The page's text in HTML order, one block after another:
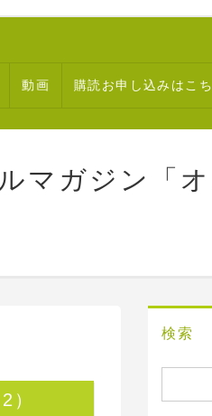
動画 購読お申し込みはこ
マガジン「
）
検索